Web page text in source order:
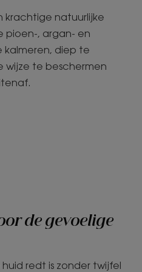
krachtige natuurlijke
pioen-, argan- en
kalmeren, diep te
wijze te beschermen
de gevoelige
redt is zonder twijfel